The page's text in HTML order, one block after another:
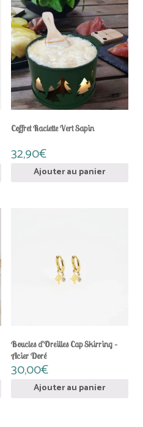
Coffret Raclette Vert Sapin
32,90€
Ajouter au panier
Boucles d’Oreilles Cap Skirring –
Acier Doré
30,00€
Ajouter au panier